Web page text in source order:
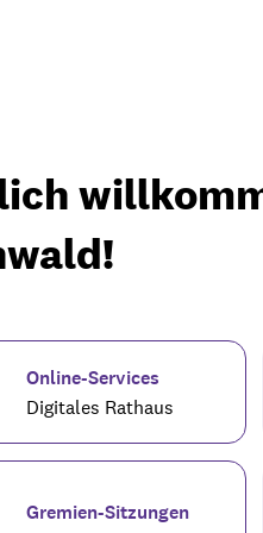
Online-Services
Digitales Rathaus
Gremien-Sitzungen